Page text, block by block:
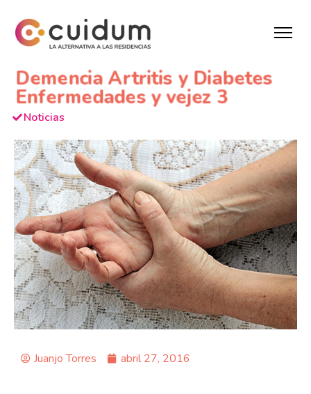
Demencia Artritis y Diabetes
Enfermedades y vejez 3
Noticias
Juanjo Torres abril 27, 2016